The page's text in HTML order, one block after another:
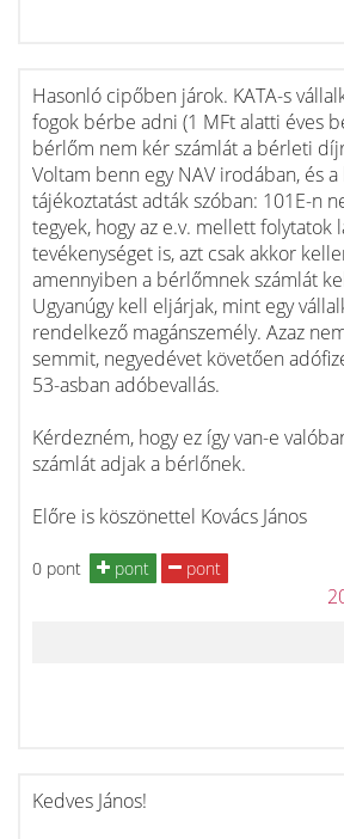
Hasonló cipőben járok. KATA-s
fogok bérbe adni (1 MFt alatti éves
bérlőm nem kér számlát a bérleti
Voltam benn egy NAV irodában, és
tájékoztatást adták szóban: 101E-n
tegyek, hogy az e.v. mellett folytatok
tevékenységet is, azt csak akkor
amennyiben a bérlőmnek számlát
Ugyanúgy kell eljárjak, mint egy
rendelkező magánszemély. Azaz
semmit, negyedévet követően
53-asban adóbevallás.
Kérdezném, hogy ez így van-e
számlát adjak a bérlőnek.
Előre is köszönettel Kovács János
0 pont pont pont
Kedves János!